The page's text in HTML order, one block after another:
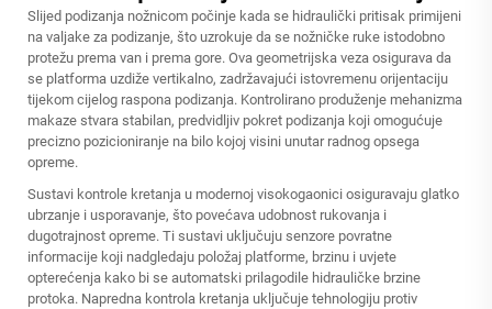
Slijed podizanja nožnicom počinje kada se hidraulički pritisak primijeni
na valjake za podizanje, što uzrokuje da se nožničke ruke istodobno
protežu prema van i prema gore. Ova geometrijska veza osigurava da
se platforma uzdiže vertikalno, zadržavajući istovremenu orijentaciju
tijekom cijelog raspona podizanja. Kontrolirano produženje mehanizma
makaze stvara stabilan, predvidljiv pokret podizanja koji omogućuje
precizno pozicioniranje na bilo kojoj visini unutar radnog opsega
opreme.
Sustavi kontrole kretanja u modernoj visokogaonici osiguravaju glatko
ubrzanje i usporavanje, što povećava udobnost rukovanja i
dugotrajnost opreme. Ti sustavi uključuju senzore povratne
informacije koji nadgledaju položaj platforme, brzinu i uvjete
opterećenja kako bi se automatski prilagodile hidrauličke brzine
protoka. Napredna kontrola kretanja uključuje tehnologiju protiv